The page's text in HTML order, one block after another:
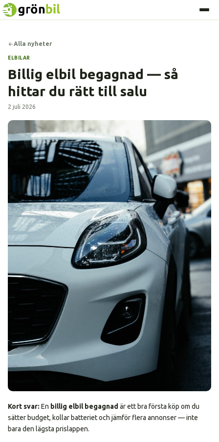
Alla nyheter
ELBILAR
Billig elbil begagnad — så
hittar du rätt till salu
2 juli 2026
Kort svar: En billig elbil begagnad är ett bra första köp om du
sätter budget, kollar batteriet och jämför flera annonser — inte
bara den lägsta prislappen.